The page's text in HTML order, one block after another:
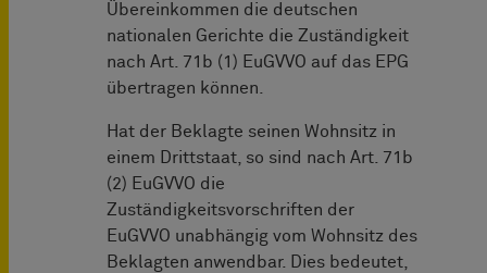
Übereinkommen die deutschen
nationalen Gerichte die Zuständigkeit
nach Art. 71b (1) EuGVVO auf das EPG
übertragen können.
Hat der Beklagte seinen Wohnsitz in
einem Drittstaat, so sind nach Art. 71b
(2) EuGVVO die
Zuständigkeitsvorschriften der
EuGVVO unabhängig vom Wohnsitz des
Beklagten anwendbar. Dies bedeutet,